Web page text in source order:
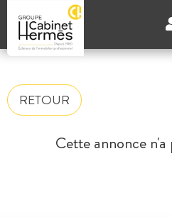
RETOUR
Cette annonce